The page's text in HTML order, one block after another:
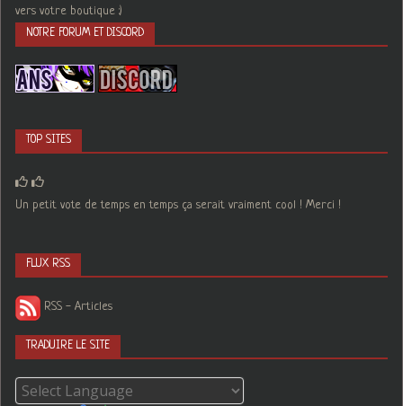
vers votre boutique :)
NOTRE FORUM ET DISCORD
TOP SITES
Un petit vote de temps en temps ça serait vraiment cool ! Merci !
FLUX RSS
RSS - Articles
TRADUIRE LE SITE